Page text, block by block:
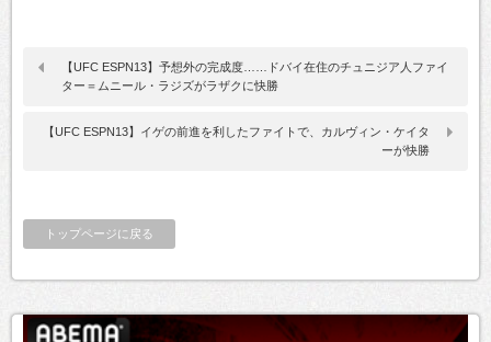
【UFC ESPN13】予想外の完成度……ドバイ在住のチュニジア人ファイ
ター＝ムニール・ラジズがラザクに快勝
【UFC ESPN13】イゲの前進を利したファイトで、カルヴィン・ケイタ
ーが快勝
トップページに戻る